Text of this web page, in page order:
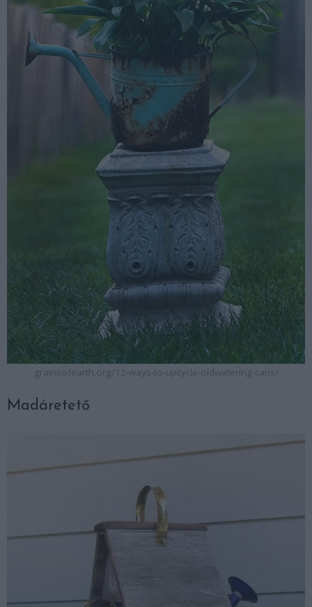
grainsofearth.org/12-ways-to-upcycle-oldwatering-cans/
Madáretető